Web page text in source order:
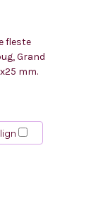
fleste
Grand
mm.